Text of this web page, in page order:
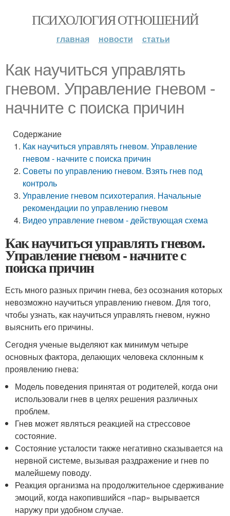
ПСИХОЛОГИЯ ОТНОШЕНИЙ
главная новости статьи
Как научиться управлять
гневом. Управление гневом -
начните с поиска причин
Содержание
Как научиться управлять гневом. Управление
гневом - начните с поиска причин
Советы по управлению гневом. Взять гнев под
контроль
Управление гневом психотерапия. Начальные
рекомендации по управлению гневом
Видео управление гневом - действующая схема
Как научиться управлять гневом.
Управление гневом - начните с
поиска причин
Есть много разных причин гнева, без осознания которых
невозможно научиться управлению гневом. Для того,
чтобы узнать, как научиться управлять гневом, нужно
выяснить его причины.
Сегодня ученые выделяют как минимум четыре
основных фактора, делающих человека склонным к
проявлению гнева:
Модель поведения принятая от родителей, когда они
использовали гнев в целях решения различных
проблем.
Гнев может являться реакцией на стрессовое
состояние.
Состояние усталости также негативно сказывается на
нервной системе, вызывая раздражение и гнев по
малейшему поводу.
Реакция организма на продолжительное сдерживание
эмоций, когда накопившийся «пар» вырывается
наружу при удобном случае.